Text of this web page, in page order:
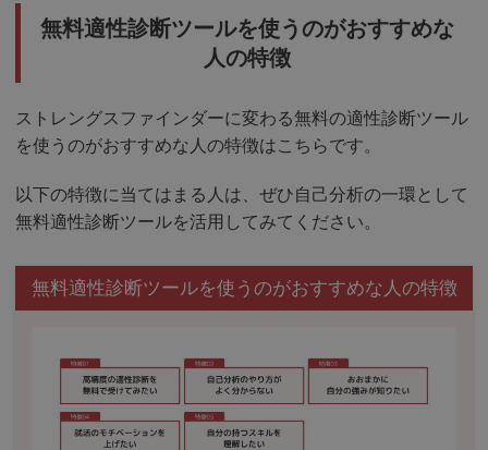
無料適性診断ツールを使うのがおすすめな
人の特徴
ストレングスファインダーに変わる無料の適性診断ツール
を使うのがおすすめな人の特徴はこちらです。
以下の特徴に当てはまる人は、ぜひ自己分析の一環として
無料適性診断ツールを活用してみてください。
無料適性診断ツールを使うのがおすすめな人の特徴